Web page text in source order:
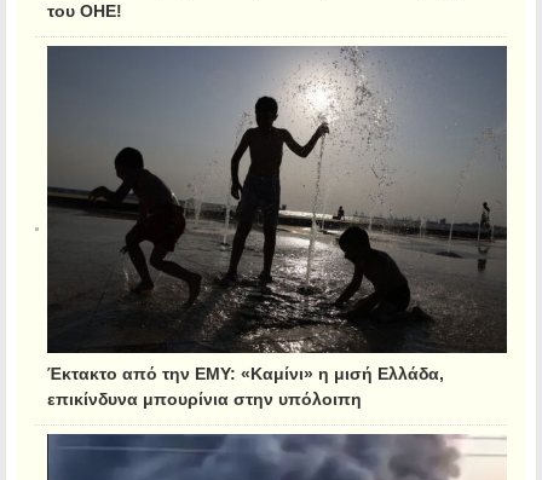
του ΟΗΕ!
Έκτακτο από την ΕΜΥ: «Καμίνι» η μισή Ελλάδα,
επικίνδυνα μπουρίνια στην υπόλοιπη